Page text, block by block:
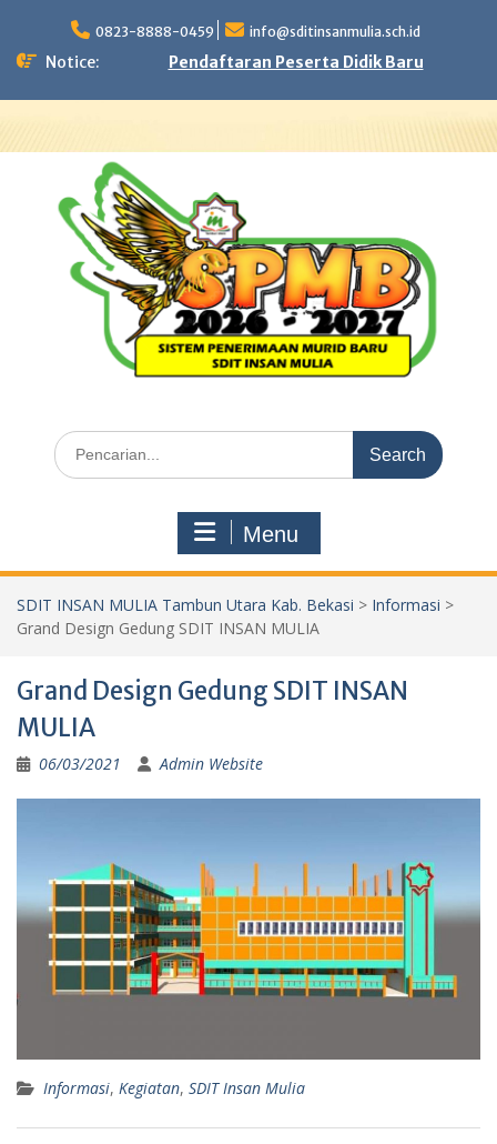
content
0823-8888-0459 info@sditinsanmulia.sch.id
Notice: Pendaftaran Peserta Didik Baru
Search
for:
Menu
SDIT INSAN MULIA Tambun Utara Kab. Bekasi > Informasi >
Grand Design Gedung SDIT INSAN MULIA
Grand Design Gedung SDIT INSAN
MULIA
06/03/2021 Admin Website
Informasi, Kegiatan, SDIT Insan Mulia